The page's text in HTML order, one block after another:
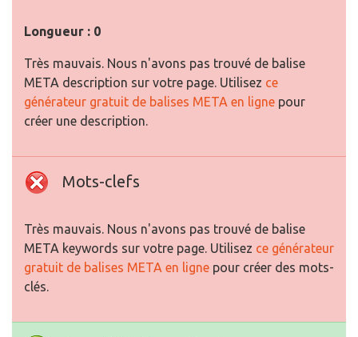
Longueur : 0
Très mauvais. Nous n'avons pas trouvé de balise
META description sur votre page. Utilisez ce
générateur gratuit de balises META en ligne pour
créer une description.
Mots-clefs
Très mauvais. Nous n'avons pas trouvé de balise
META keywords sur votre page. Utilisez ce générateur
gratuit de balises META en ligne pour créer des mots-
clés.